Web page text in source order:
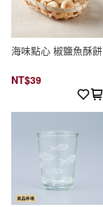
海味點心 椒鹽魚酥餅
NT$39